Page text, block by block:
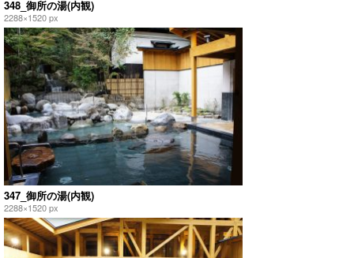
348_御所の湯(内観)
2288×1520 px
347_御所の湯(内観)
2288×1520 px